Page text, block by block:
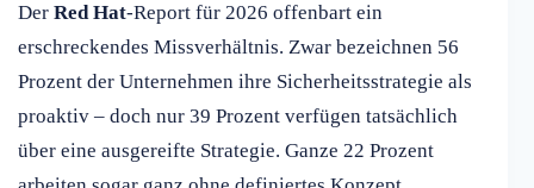
Der Red Hat-Report für 2026 offenbart ein
erschreckendes Missverhältnis. Zwar bezeichnen 56
Prozent der Unternehmen ihre Sicherheitsstrategie als
proaktiv – doch nur 39 Prozent verfügen tatsächlich
über eine ausgereifte Strategie. Ganze 22 Prozent